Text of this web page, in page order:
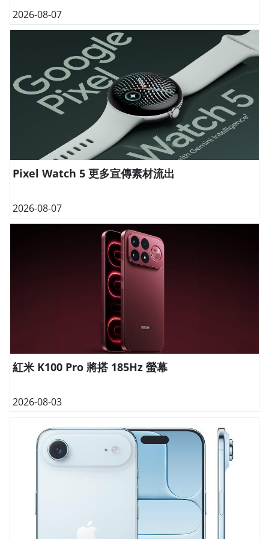
2026-08-07
Pixel Watch 5 更多宣傳素材流出
2026-08-07
紅米 K100 Pro 將搭 185Hz 螢幕
2026-08-03